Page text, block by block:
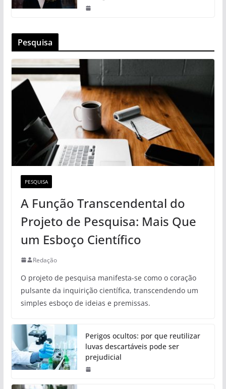
Pesquisa
PESQUISA
A Função Transcendental do
Projeto de Pesquisa: Mais Que
um Esboço Científico
Redação
O projeto de pesquisa manifesta-se como o coração
pulsante da inquirição científica, transcendendo um
simples esboço de ideias e premissas.
Perigos ocultos: por que reutilizar
luvas descartáveis pode ser
prejudicial